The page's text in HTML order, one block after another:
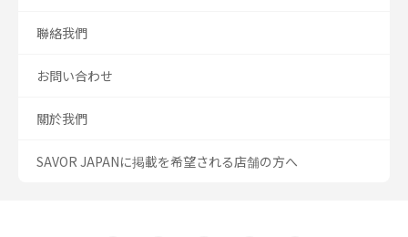
聯絡我們
お問い合わせ
關於我們
SAVOR JAPANに掲載を希望される店舗の方へ